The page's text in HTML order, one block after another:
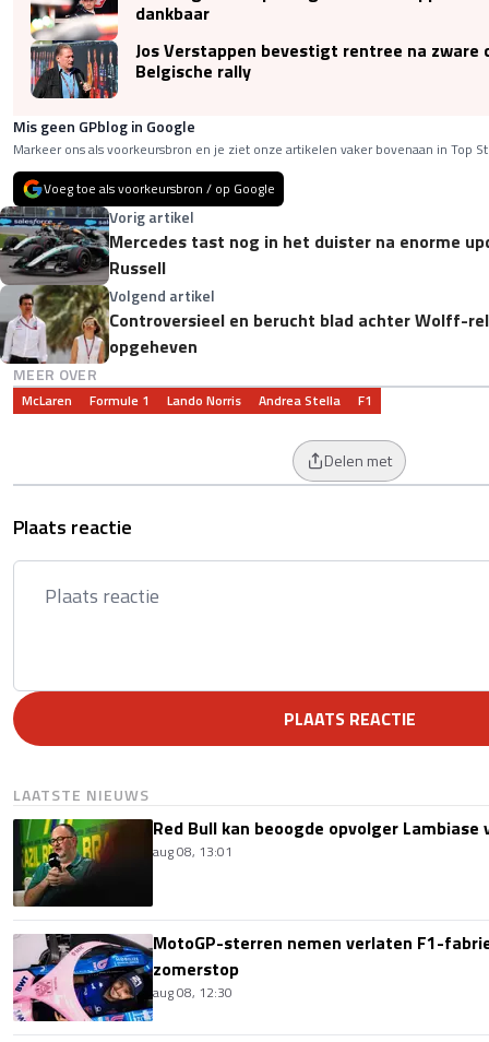
dankbaar
Jos Verstappen bevestigt rentree na zware
Belgische rally
Mis geen GPblog in Google
Markeer ons als voorkeursbron en je ziet onze artikelen vaker bovenaan in Top
Voeg toe als voorkeursbron / op Google
Vorig artikel
Mercedes tast nog in het duister na enorme
Russell
Volgend artikel
Controversieel en berucht blad achter Wolff-
opgeheven
MEER OVER
McLaren Formule 1 Lando Norris Andrea Stella F1
Delen met
Plaats reactie
PLAATS REACTIE
LAATSTE NIEUWS
Red Bull kan beoogde opvolger
aug 08, 13:01
MotoGP-sterren nemen verlaten F1-
zomerstop
aug 08, 12:30